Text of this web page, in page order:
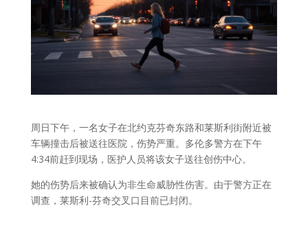
周日下午，一名女子在北约克芬奇东路和莱斯利街附近被
车辆撞击后被送往医院，伤势严重。多伦多警方在下午
4:34前赶到现场，医护人员将该女子送往创伤中心。
她的伤势后来被确认为非生命威胁性伤害。由于警方正在
调查，莱斯利-芬奇交叉口目前已封闭。